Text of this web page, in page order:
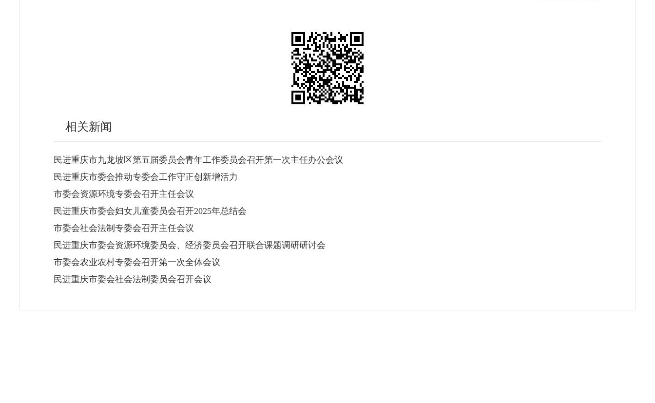
相关新闻
民进重庆市九龙坡区第五届委员会青年工作委员会召开第一次主任办公会议
民进重庆市委会推动专委会工作守正创新增活力
市委会资源环境专委会召开主任会议
民进重庆市委会妇女儿童委员会召开2025年总结会
市委会社会法制专委会召开主任会议
民进重庆市委会资源环境委员会、经济委员会召开联合课题调研研讨会
市委会农业农村专委会召开第一次全体会议
民进重庆市委会社会法制委员会召开会议